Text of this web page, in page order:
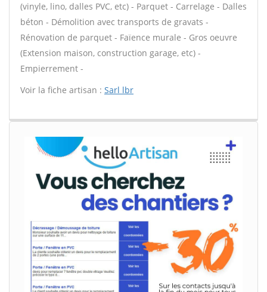
(vinyle, lino, dalles PVC, etc) - Parquet - Carrelage - Dalles
béton - Démolition avec transports de gravats -
Rénovation de parquet - Faïence murale - Gros oeuvre
(Extension maison, construction garage, etc) -
Empierrement -
Voir la fiche artisan : Sarl lbr